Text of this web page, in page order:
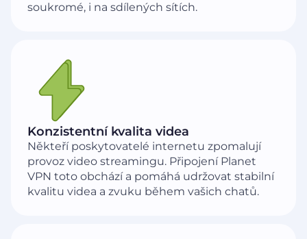
soukromé, i na sdílených sítích.
Konzistentní kvalita videa
Někteří poskytovatelé internetu zpomalují
provoz video streamingu. Připojení Planet
VPN toto obchází a pomáhá udržovat stabilní
kvalitu videa a zvuku během vašich chatů.